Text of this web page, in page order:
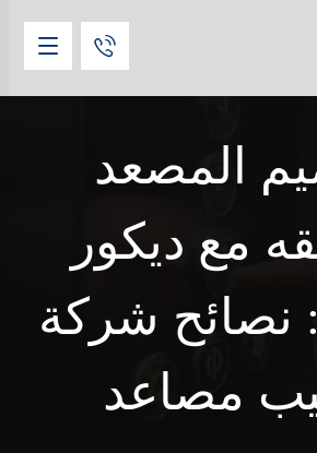
المصعد
مع ديكور
نصائح شركة
مصاعد